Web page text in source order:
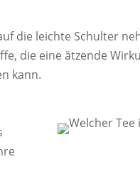
die leichte Schulter
die eine ätzende
kann.